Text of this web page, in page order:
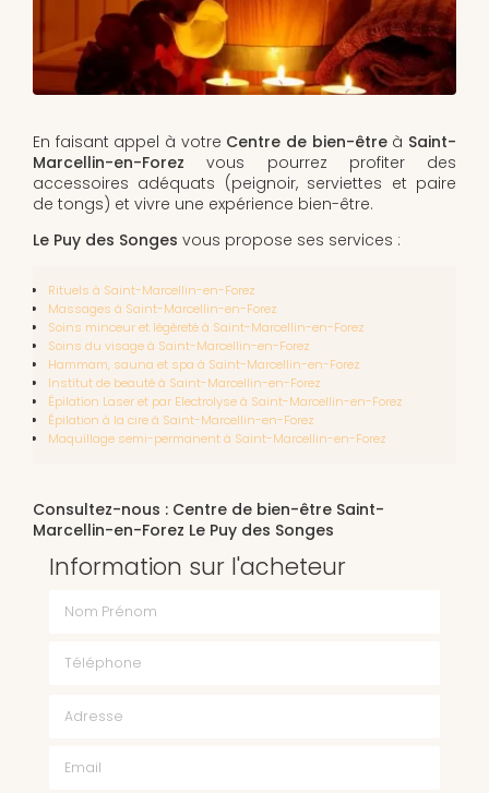
En faisant appel à votre Centre de bien-êtreà Saint-
Marcellin-en-Forez vous pourrez profiter des
accessoires adéquats (peignoir, serviettes et paire
de tongs) et vivre une expérience bien-être.
Le Puy des Songes vous propose ses services :
Rituels à Saint-Marcellin-en-Forez
Massages à Saint-Marcellin-en-Forez
Soins minceur et légèreté à Saint-Marcellin-en-Forez
Soins du visage à Saint-Marcellin-en-Forez
Hammam, sauna et spa à Saint-Marcellin-en-Forez
Institut de beauté à Saint-Marcellin-en-Forez
Épilation Laser et par Electrolyse à Saint-Marcellin-en-Forez
Épilation à la cire à Saint-Marcellin-en-Forez
Maquillage semi-permanent à Saint-Marcellin-en-Forez
Consultez-nous : Centre de bien-être Saint-
Marcellin-en-Forez Le Puy des Songes
Information sur l'acheteur